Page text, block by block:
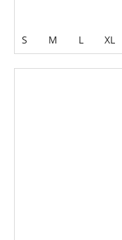
S M L XL